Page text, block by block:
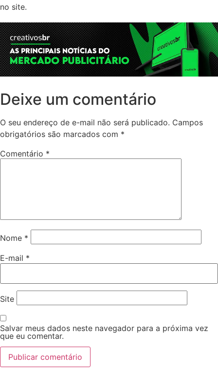
no site.
Deixe um comentário
O seu endereço de e-mail não será publicado. Campos
obrigatórios são marcados com *
Comentário *
Nome *
E-mail *
Site
Salvar meus dados neste navegador para a próxima vez
que eu comentar.